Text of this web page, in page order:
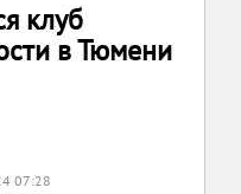
клуб
в Тюмени
07:28